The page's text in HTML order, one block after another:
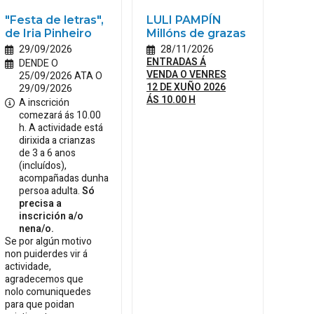
"Festa de letras",
de Iria Pinheiro
29/09/2026
DENDE O
25/09/2026 ATA O
29/09/2026
A inscrición
comezará ás 10.00
h. A actividade está
dirixida a crianzas
de 3 a 6 anos
(incluídos),
acompañadas dunha
persoa adulta.Só
precisa a
inscrición a/o
nena/o.
Se por algún motivo
non puiderdes vir á
actividade,
agradecemos que
nolo comuniquedes
para que poidan
LULI PAMPÍN
Millóns de grazas
28/11/2026
ENTRADAS Á
VENDA O VENRES
12 DE XUÑO 2026
ÁS 10.00 H